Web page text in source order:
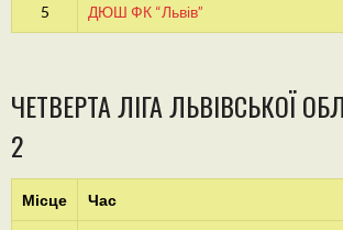
5 ДЮШ ФК “Львів”
ЧЕТВЕРТА ЛІГА ЛЬВІВСЬКОЇ
2
Місце Час